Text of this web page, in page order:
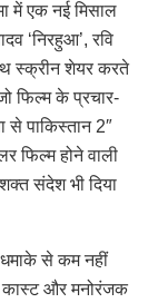
में एक नई मिसाल
‘निरहुआ’, रवि
स्क्रीन शेयर करते
फिल्म के प्रचार-
से पाकिस्तान 2″
फिल्म होने वाली
संदेश भी दिया
धमाके से कम नहीं
कास्ट और मनोरंजक